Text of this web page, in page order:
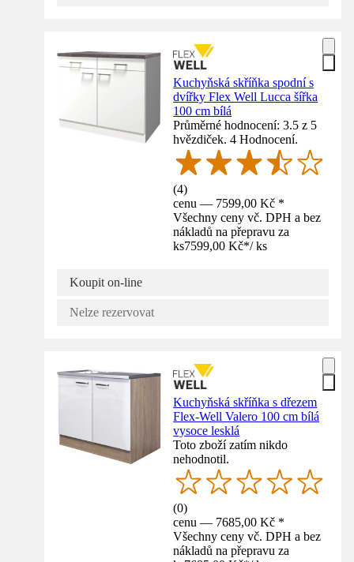
Kuchyňská skříňka spodní s
dvířky Flex Well Lucca šířka
100 cm bílá
Průměrné hodnocení: 3.5 z 5
hvězdiček. 4 Hodnocení.
(4)
cenu — 7599,00 Kč *
Všechny ceny vč. DPH a bez
nákladů na přepravu za
ks7599,00 Kč*/ ks
Koupit on-line
Nelze rezervovat
Kuchyňská skříňka s dřezem
Flex-Well Valero 100 cm bílá
vysoce lesklá
Toto zboží zatím nikdo
nehodnotil.
(0)
cenu — 7685,00 Kč *
Všechny ceny vč. DPH a bez
nákladů na přepravu za